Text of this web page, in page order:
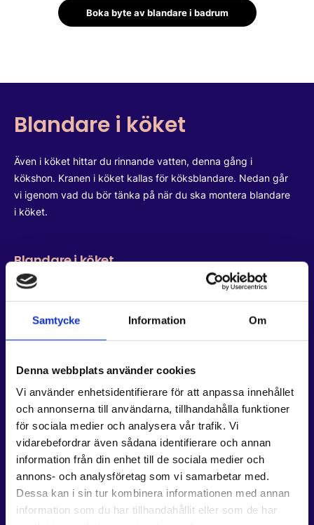
Samtycke Information Om
Denna webbplats använder cookies
Vi använder enhetsidentifierare för att anpassa innehållet
och annonserna till användarna, tillhandahålla funktioner
för sociala medier och analysera vår trafik. Vi
vidarebefordrar även sådana identifierare och annan
information från din enhet till de sociala medier och
annons- och analysföretag som vi samarbetar med.
Dessa kan i sin tur kombinera informationen med annan
information som du har tillhandahållit eller som de har
Boka byte av blandare i badrum
Blandare i köket
Även i köket hittar du rinnande vatten, denna gång i
kökshon. Kranen i köket kallas för köksblandare. Nedan går
vi igenom vad du bör tänka på när du ska montera blandare
i köket.
Blandare i köket
Köksblandare är något mer självförklarande än blandartypen
blandare som sitter vid din diskho. Byta köksblandare är
förutom vid läcka vanligt vid installation av diskmaskin. Vissa
behövs om du vill installera en diskmaskin i ditt kök.
Precis som när det kommer till tvättställsblandare så finns
det mängder av utföranden när det kommer till
köksblandare och du kan i de allra flesta fall snyggt matcha
din köksblandare med din resterande köksinredning.
Boka byta av blandare i kök